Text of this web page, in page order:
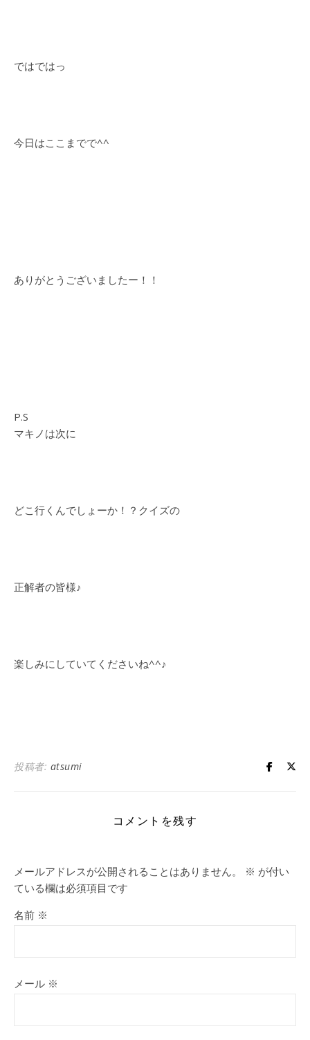
ではではっ
今日はここまでで^^
ありがとうございましたー！！
P.S
マキノは次に
どこ行くんでしょーか！？クイズの
正解者の皆様♪
楽しみにしていてくださいね^^♪
投稿者: atsumi
コメントを残す
メールアドレスが公開されることはありません。 ※ が付い
ている欄は必須項目です
名前 ※
メール ※